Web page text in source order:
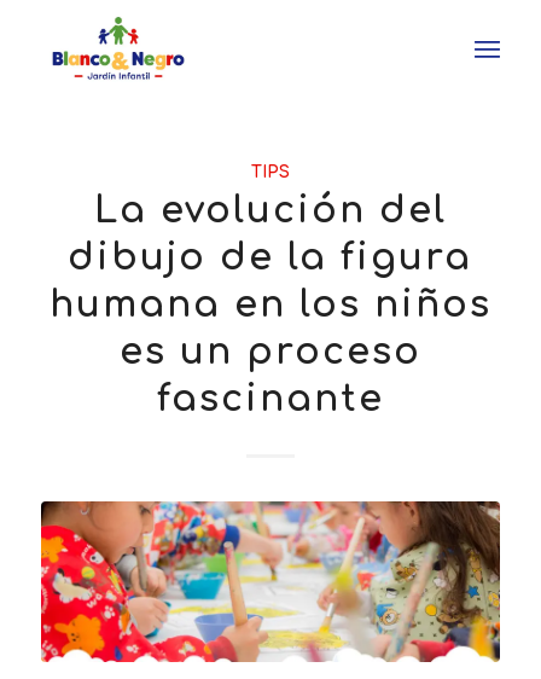
TIPS
La evolución del
dibujo de la figura
humana en los niños
es un proceso
fascinante